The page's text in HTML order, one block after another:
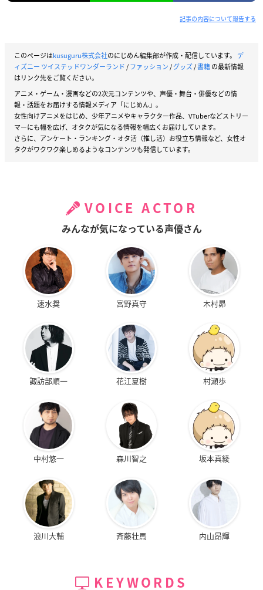
記事の内容について報告する
このページはkusuguru株式会社のにじめん編集部が作成・配信しています。 デ
ィズニー ツイステッドワンダーランド/ファッション/グッズ/書籍の最新情報
はリンク先をご覧ください。
アニメ・ゲーム・漫画などの2次元コンテンツや、声優・舞台・俳優などの情
報・話題をお届けする情報メディア「にじめん」。
女性向けアニメをはじめ、少年アニメやキャラクター作品、VTuberなどストリー
マーにも幅を広げ、オタクが気になる情報を幅広くお届けしています。
さらに、アンケート・ランキング・オタ活（推し活）お役立ち情報など、女性オ
タクがワクワク楽しめるようなコンテンツも発信しています。
VOICE ACTOR
みんなが気になっている声優さん
速水奨 宮野真守 木村昴
諏訪部順一 花江夏樹 村瀬歩
中村悠一 森川智之 坂本真綾
浪川大輔 斉藤壮馬 内山昂輝
KEYWORDS